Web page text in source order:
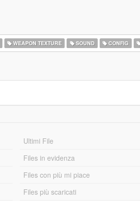
WEAPON TEXTURE SOUND CONFIG
Ultimi File
Files in evidenza
Files con più mi piace
Files più scaricati